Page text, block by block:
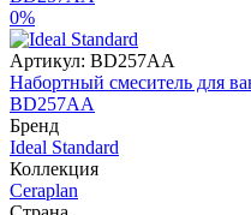
0%
Артикул: BD257AA
Набортный смеситель для
BD257AA
Бренд
Ideal Standard
Коллекция
Ceraplan